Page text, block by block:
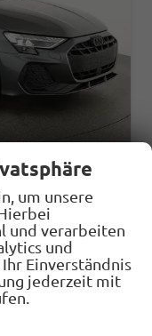
Daytonagrau Perleffekt
um unsere
und verarbeiten
und
Einverständnis
jederzeit mit